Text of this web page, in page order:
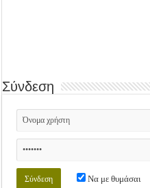
Σύνδεση
Να με θυμάσαι